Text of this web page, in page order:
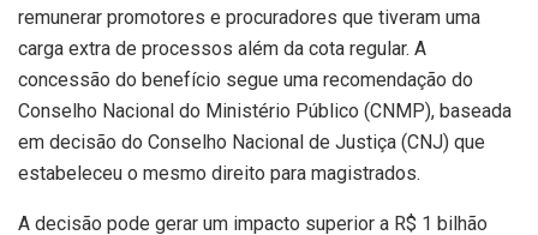
remunerar promotores e procuradores que tiveram uma
carga extra de processos além da cota regular. A
concessão do benefício segue uma recomendação do
Conselho Nacional do Ministério Público (CNMP), baseada
em decisão do Conselho Nacional de Justiça (CNJ) que
estabeleceu o mesmo direito para magistrados.
A decisão pode gerar um impacto superior a R$ 1 bilhão